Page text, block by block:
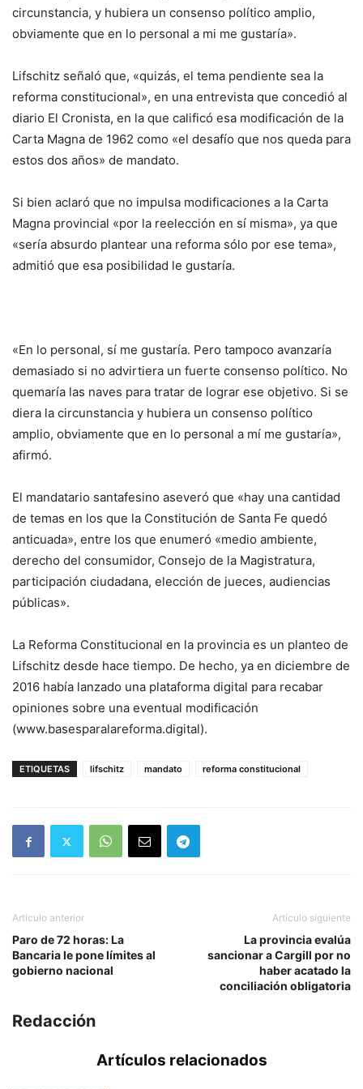
circunstancia, y hubiera un consenso político amplio,
obviamente que en lo personal a mi me gustaría».
Lifschitz señaló que, «quizás, el tema pendiente sea la
reforma constitucional», en una entrevista que concedió al
diario El Cronista, en la que calificó esa modificación de la
Carta Magna de 1962 como «el desafío que nos queda para
estos dos años» de mandato.
Si bien aclaró que no impulsa modificaciones a la Carta
Magna provincial «por la reelección en sí misma», ya que
«sería absurdo plantear una reforma sólo por ese tema»,
admitió que esa posibilidad le gustaría.
«En lo personal, sí me gustaría. Pero tampoco avanzaría
demasiado si no advirtiera un fuerte consenso político. No
quemaría las naves para tratar de lograr ese objetivo. Si se
diera la circunstancia y hubiera un consenso político
amplio, obviamente que en lo personal a mí me gustaría»,
afirmó.
El mandatario santafesino aseveró que «hay una cantidad
de temas en los que la Constitución de Santa Fe quedó
anticuada», entre los que enumeró «medio ambiente,
derecho del consumidor, Consejo de la Magistratura,
participación ciudadana, elección de jueces, audiencias
públicas».
La Reforma Constitucional en la provincia es un planteo de
Lifschitz desde hace tiempo. De hecho, ya en diciembre de
2016 había lanzado una plataforma digital para recabar
opiniones sobre una eventual modificación
(www.basesparalareforma.digital).
ETIQUETAS lifschitz mandato reforma constitucional
Artículo anterior
Paro de 72 horas: La
Bancaria le pone límites al
gobierno nacional
Artículo siguiente
La provincia evalúa
sancionar a Cargill por no
haber acatado la
conciliación obligatoria
Redacción
Artículos relacionados